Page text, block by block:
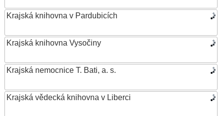
Krajská knihovna v Pardubicích
Krajská knihovna Vysočiny
Krajská nemocnice T. Bati, a. s.
Krajská vědecká knihovna v Liberci